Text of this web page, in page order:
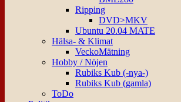
Ripping
DVD>MKV
Ubuntu 20.04 MATE
Hälsa- & Klimat
VeckoMätning
Hobby / Nöjen
Rubiks Kub (-nya-)
Rubiks Kub (gamla)
ToDo